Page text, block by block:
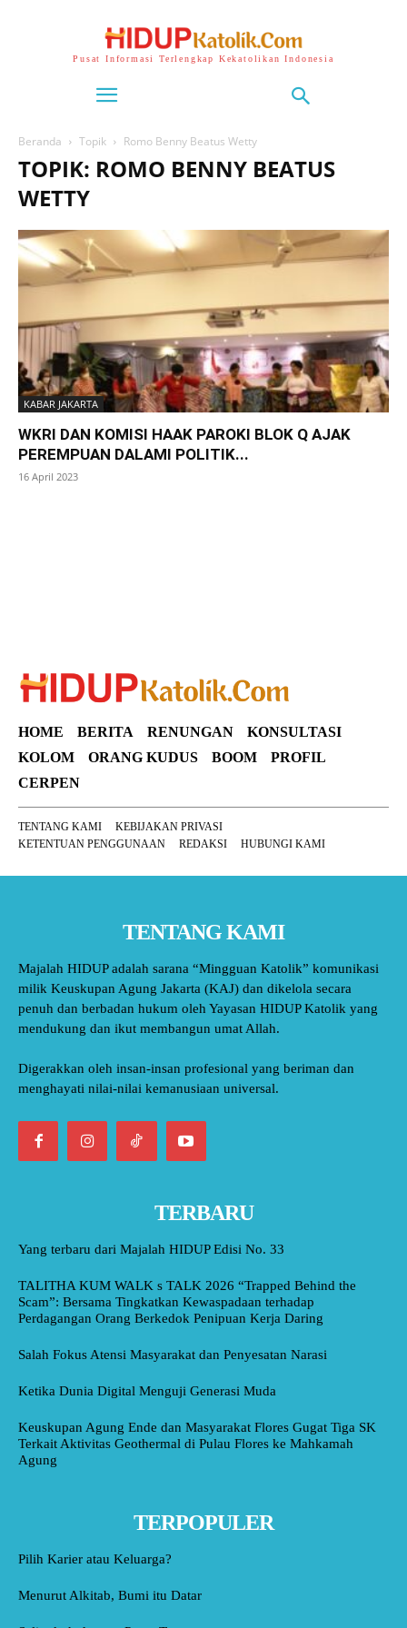
Pusat Informasi Terlengkap Kekatolikan Indonesia
Beranda Topik Romo Benny Beatus Wetty
TOPIK: ROMO BENNY BEATUS
WETTY
KABAR JAKARTA
WKRI DAN KOMISI HAAK PAROKI BLOK Q AJAK
PEREMPUAN DALAMI POLITIK...
16 April 2023
HOME BERITA RENUNGAN
KONSULTASI
KOLOM
ORANG KUDUS BOOM
PROFIL
CERPEN
TENTANG KAMI
KEBIJAKAN PRIVASI
KETENTUAN PENGGUNAAN
REDAKSI HUBUNGI KAMI
TENTANG KAMI
Majalah HIDUP adalah sarana “Mingguan Katolik” komunikasi
milik Keuskupan Agung Jakarta (KAJ) dan dikelola secara
penuh dan berbadan hukum oleh Yayasan HIDUP Katolik yang
mendukung dan ikut membangun umat Allah.
Digerakkan oleh insan-insan profesional yang beriman dan
menghayati nilai-nilai kemanusiaan universal.
TERBARU
Yang terbaru dari Majalah HIDUP Edisi No. 33
TALITHA KUM WALK s TALK 2026 “Trapped Behind the
Scam”: Bersama Tingkatkan Kewaspadaan terhadap
Perdagangan Orang Berkedok Penipuan Kerja Daring
Salah Fokus Atensi Masyarakat dan Penyesatan Narasi
Ketika Dunia Digital Menguji Generasi Muda
Keuskupan Agung Ende dan Masyarakat Flores Gugat Tiga SK
Terkait Aktivitas Geothermal di Pulau Flores ke Mahkamah
Agung
TERPOPULER
Pilih Karier atau Keluarga?
Menurut Alkitab, Bumi itu Datar